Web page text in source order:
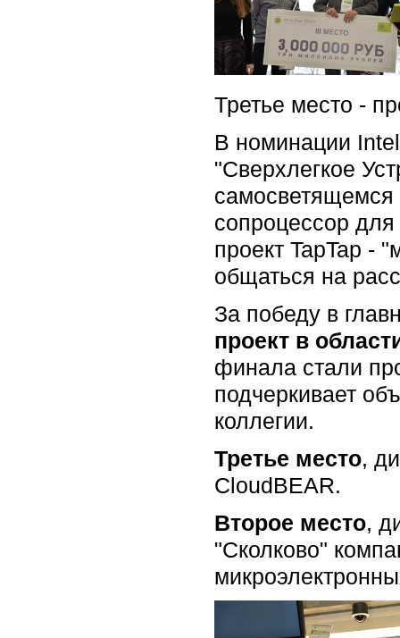
Третье место -
В номинации
"Сверхлегкое
самосветящемся
сопроцессор
проект TapTap -
общаться на
За победу в
проект в
финала стали
подчеркивает
коллегии.
Третье место,
CloudBEAR.
Второе место,
"Сколково"